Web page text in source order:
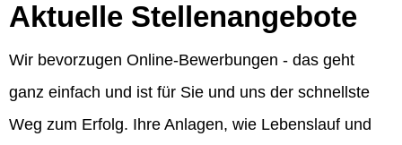
Aktuelle Stellenangebote
Wir bevorzugen Online-Bewerbungen - das geht
ganz einfach und ist für Sie und uns der schnellste
Weg zum Erfolg. Ihre Anlagen, wie Lebenslauf und